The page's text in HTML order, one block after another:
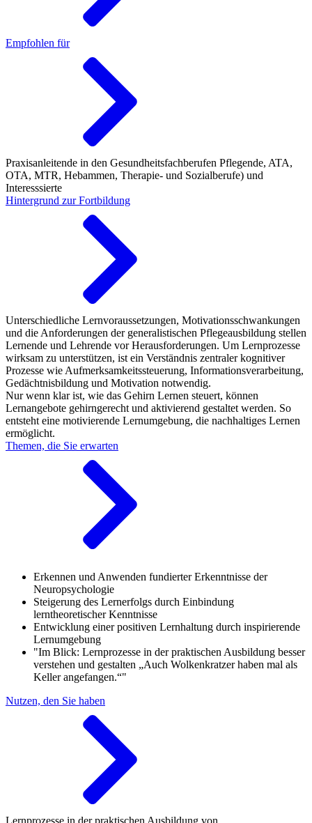
Empfohlen für
Praxisanleitende in den Gesundheitsfachberufen Pflegende, ATA,
OTA, MTR, Hebammen, Therapie- und Sozialberufe) und
Interesssierte
Hintergrund zur Fortbildung
Unterschiedliche Lernvoraussetzungen, Motivationsschwankungen
und die Anforderungen der generalistischen Pflegeausbildung stellen
Lernende und Lehrende vor Herausforderungen. Um Lernprozesse
wirksam zu unterstützen, ist ein Verständnis zentraler kognitiver
Prozesse wie Aufmerksamkeitssteuerung, Informationsverarbeitung,
Gedächtnisbildung und Motivation notwendig.
Nur wenn klar ist, wie das Gehirn Lernen steuert, können
Lernangebote gehirngerecht und aktivierend gestaltet werden. So
entsteht eine motivierende Lernumgebung, die nachhaltiges Lernen
ermöglicht.
Themen, die Sie erwarten
Erkennen und Anwenden fundierter Erkenntnisse der
Neuropsychologie
Steigerung des Lernerfolgs durch Einbindung
lerntheoretischer Kenntnisse
Entwicklung einer positiven Lernhaltung durch inspirierende
Lernumgebung
"Im Blick: Lernprozesse in der praktischen Ausbildung besser
verstehen und gestalten „Auch Wolkenkratzer haben mal als
Keller angefangen.“"
Nutzen, den Sie haben
Lernprozesse in der praktischen Ausbildung von